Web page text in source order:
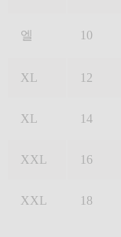
엘 10
XL 12
XL 14
XXL 16
XXL 18